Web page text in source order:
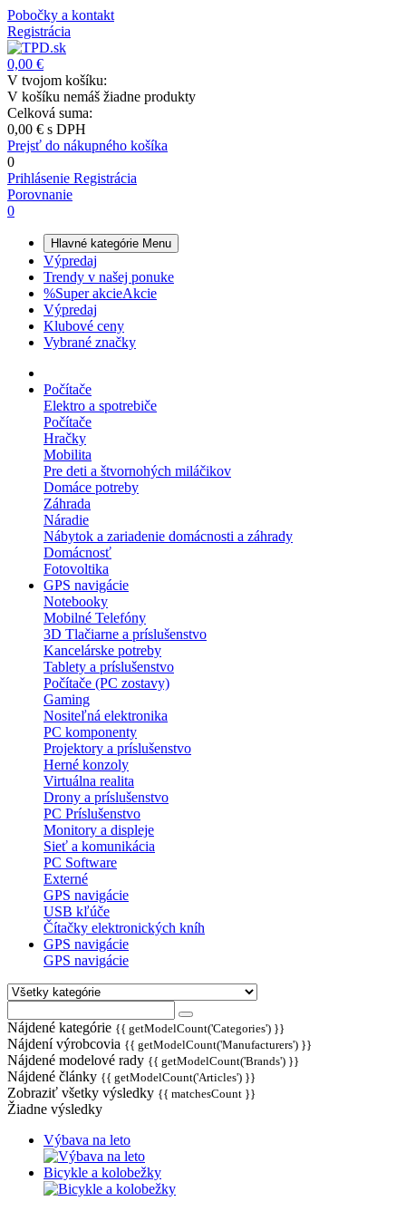
Pobočky a kontakt
Registrácia
0,00 €
V tvojom košíku:
V košíku nemáš žiadne produkty
Celková suma:
0,00 € s DPH
Prejsť do nákupného košíka
0
Prihlásenie Registrácia
Porovnanie
0
Hlavné kategórie Menu
Výpredaj
Trendy v našej ponuke
%Super akcieAkcie
Výpredaj
Klubové ceny
Vybrané značky
Počítače
Elektro a spotrebiče
Počítače
Hračky
Mobilita
Pre deti a štvornohých miláčikov
Domáce potreby
Záhrada
Náradie
Nábytok a zariadenie domácnosti a záhrady
Domácnosť
Fotovoltika
GPS navigácie
Notebooky
Mobilné Telefóny
3D Tlačiarne a príslušenstvo
Kancelárske potreby
Tablety a príslušenstvo
Počítače (PC zostavy)
Gaming
Nositeľná elektronika
PC komponenty
Projektory a príslušenstvo
Herné konzoly
Virtuálna realita
Drony a príslušenstvo
PC Príslušenstvo
Monitory a displeje
Sieť a komunikácia
PC Software
Externé
GPS navigácie
USB kľúče
Čítačky elektronických kníh
GPS navigácie
GPS navigácie
Nájdené kategórie {{ getModelCount('Categories') }}
Nájdení výrobcovia {{ getModelCount('Manufacturers') }}
Nájdené modelové rady {{ getModelCount('Brands') }}
Nájdené články {{ getModelCount('Articles') }}
Zobraziť všetky výsledky {{ matchesCount }}
Žiadne výsledky
Výbava na leto
Bicykle a kolobežky